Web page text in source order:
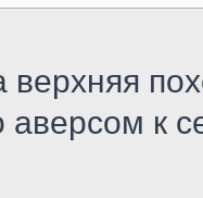
верхняя
аверсом к